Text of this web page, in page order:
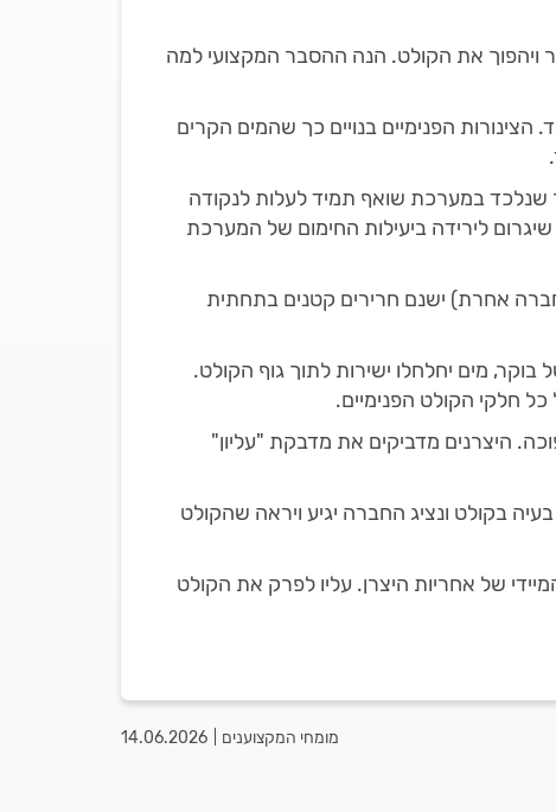
את הקולט. הנה ההסבר המקצועי למה
הפנימיים בנויים כך שהמים הקרים
שנלכד במערכת שואף תמיד לעלות לנקודה
לירידה ביעילות החימום של המערכת
חברה אחרת) ישנם חרירים קטנים בתחתית
מים יחלחלו ישירות לתוך גוף הקולט.
חלקי הקולט הפנימיים.
היצרנים מדביקים את מדבקת "עליון"
בקולט ונציג החברה יגיע ויראה שהקולט
של אחריות היצרן. עליו לפרק את הקולט
מומחי המקצוענים 14.06.2026